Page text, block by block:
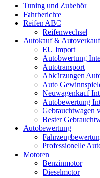
Tuning und Zubehör
Fahrberichte
Reifen ABC
Reifenwechsel
Autokauf & Autoverkauf
EU Import
Autobwertung
Autotransport
Abkürzungen
Auto
Neuwagenkauf
Autobewertung
Gebrauchtwagen
Bester
Autobewertung
Professionelle
Motoren
Benzinmotor
Dieselmotor